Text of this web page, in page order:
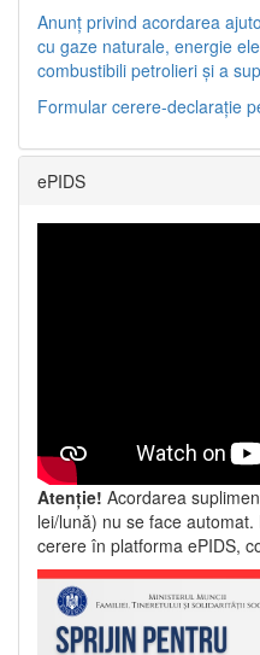
Anunț privind acordarea
cu gaze naturale, energie
combustibili petrolieri și a
Formular cerere-declarație
ePIDS
Atenție! Acordarea
lei/lună) nu se face
cerere în platforma ePIDS,